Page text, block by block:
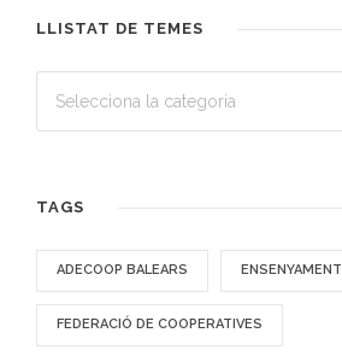
LLISTAT DE TEMES
TAGS
ADECOOP BALEARS ENSENYAMENT
FEDERACIÓ DE COOPERATIVES